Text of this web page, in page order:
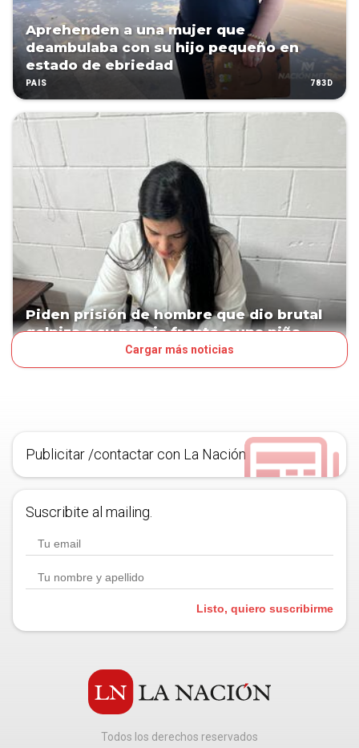
Aprehenden a una mujer que
deambulaba con su hijo pequeño en
estado de ebriedad
PAÍS 783D
Piden prisión de hombre que dio brutal
golpiza a su pareja frente a una niña
Cargar más noticias
Publicitar /contactar con La Nación
Suscribite al mailing.
Listo, quiero suscribirme
Todos los derechos reservados